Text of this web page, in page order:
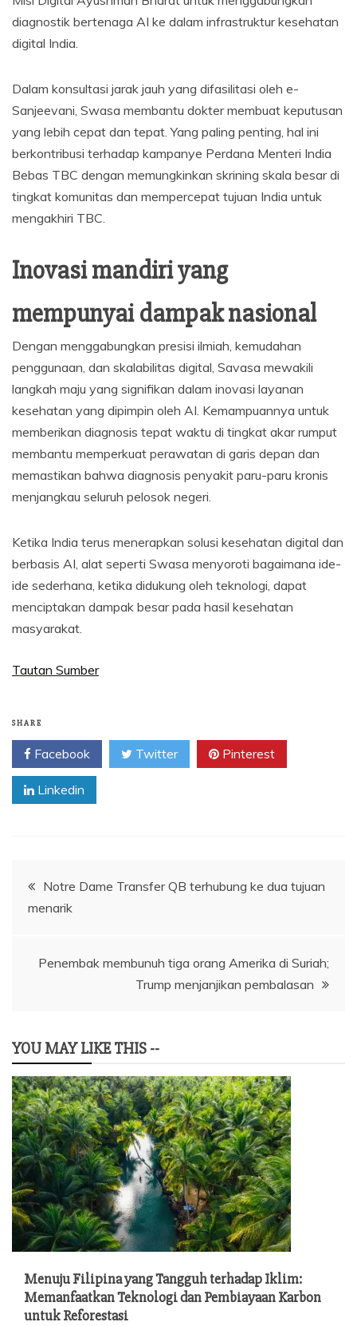
diagnostik bertenaga AI ke dalam infrastruktur kesehatan
digital India.
Dalam konsultasi jarak jauh yang difasilitasi oleh e-
Sanjeevani, Swasa membantu dokter membuat keputusan
yang lebih cepat dan tepat. Yang paling penting, hal ini
berkontribusi terhadap kampanye Perdana Menteri India
Bebas TBC dengan memungkinkan skrining skala besar di
tingkat komunitas dan mempercepat tujuan India untuk
mengakhiri TBC.
Inovasi mandiri yang
mempunyai dampak nasional
Dengan menggabungkan presisi ilmiah, kemudahan
penggunaan, dan skalabilitas digital, Savasa mewakili
langkah maju yang signifikan dalam inovasi layanan
kesehatan yang dipimpin oleh AI. Kemampuannya untuk
memberikan diagnosis tepat waktu di tingkat akar rumput
membantu memperkuat perawatan di garis depan dan
memastikan bahwa diagnosis penyakit paru-paru kronis
menjangkau seluruh pelosok negeri.
Ketika India terus menerapkan solusi kesehatan digital dan
berbasis AI, alat seperti Swasa menyoroti bagaimana ide-
ide sederhana, ketika didukung oleh teknologi, dapat
menciptakan dampak besar pada hasil kesehatan
masyarakat.
Tautan Sumber
SHARE
Facebook Twitter Pinterest
Linkedin
Navigasi
pos
Notre Dame Transfer QB terhubung ke dua tujuan
menarik
Penembak membunuh tiga orang Amerika di Suriah;
Trump menjanjikan pembalasan
YOU MAY LIKE THIS --
Menuju Filipina yang Tangguh terhadap Iklim:
Memanfaatkan Teknologi dan Pembiayaan Karbon
untuk Reforestasi